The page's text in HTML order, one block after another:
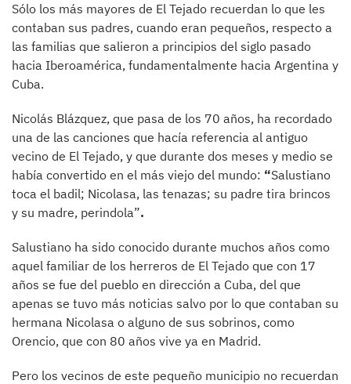
Sólo los más mayores de El Tejado recuerdan lo que les
contaban sus padres, cuando eran pequeños, respecto a
las familias que salieron a principios del siglo pasado
hacia Iberoamérica, fundamentalmente hacia Argentina y
Cuba.
Nicolás Blázquez, que pasa de los 70 años, ha recordado
una de las canciones que hacía referencia al antiguo
vecino de El Tejado, y que durante dos meses y medio se
había convertido en el más viejo del mundo: “Salustiano
toca el badil; Nicolasa, las tenazas; su padre tira brincos
y su madre, perindola”.
Salustiano ha sido conocido durante muchos años como
aquel familiar de los herreros de El Tejado que con 17
años se fue del pueblo en dirección a Cuba, del que
apenas se tuvo más noticias salvo por lo que contaban su
hermana Nicolasa o alguno de sus sobrinos, como
Orencio, que con 80 años vive ya en Madrid.
Pero los vecinos de este pequeño municipio no recuerdan